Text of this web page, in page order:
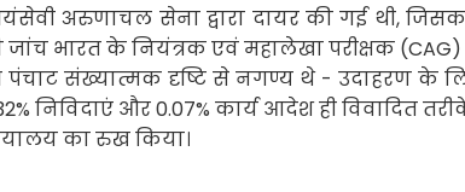
अरुणाचल सेना द्वारा दायर की गई थी,
भारत के नियंत्रक एवं महालेखा परीक्षक (CAG)
पंचाट संख्यात्मक दृष्टि से नगण्य थे - उदाहरण के
निविदाएं और0.07%कार्य आदेश ही विवादित
का रुख किया।